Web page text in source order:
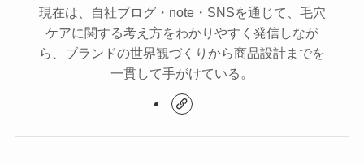
現在は、自社ブログ・note・SNSを通じて、毛穴
ケアに関する考え方をわかりやすく発信しなが
ら、ブランドの世界観づくりから商品設計までを
一貫して手がけている。